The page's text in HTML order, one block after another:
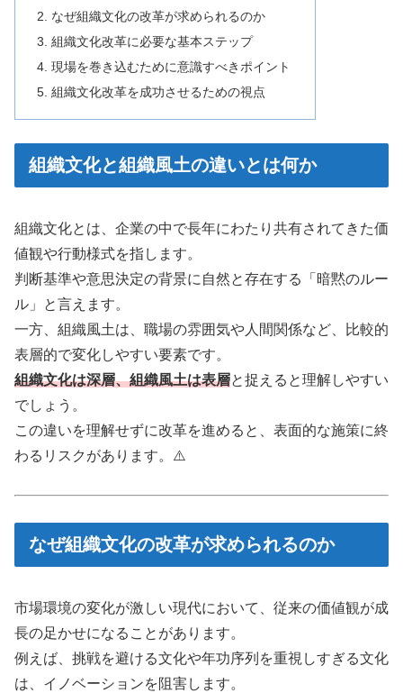
なぜ組織文化の改革が求められるのか
組織文化改革に必要な基本ステップ
現場を巻き込むために意識すべきポイント
組織文化改革を成功させるための視点
組織文化と組織風土の違いとは何か
組織文化とは、企業の中で長年にわたり共有されてきた価
値観や行動様式を指します。
判断基準や意思決定の背景に自然と存在する「暗黙のルー
ル」と言えます。
一方、組織風土は、職場の雰囲気や人間関係など、比較的
表層的で変化しやすい要素です。
組織文化は深層、組織風土は表層と捉えると理解しやすい
でしょう。
この違いを理解せずに改革を進めると、表面的な施策に終
わるリスクがあります。⚠️
なぜ組織文化の改革が求められるのか
市場環境の変化が激しい現代において、従来の価値観が成
長の足かせになることがあります。
例えば、挑戦を避ける文化や年功序列を重視しすぎる文化
は、イノベーションを阻害します。